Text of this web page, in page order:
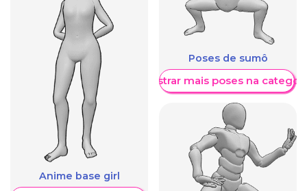
Anime base girl
Poses de sumô
Mostrar mais poses na